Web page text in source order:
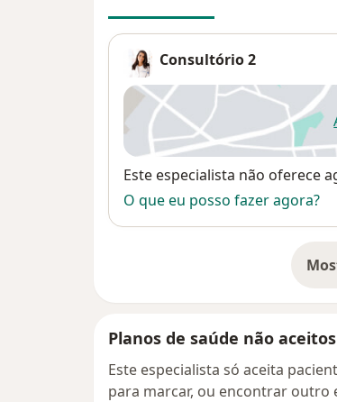
Consultório 2
Disponibilidade
Este especialista não oferece
O que eu posso fazer agora?
Planos de saúde não aceitos
Este especialista só aceita
para marcar, ou encontrar outro